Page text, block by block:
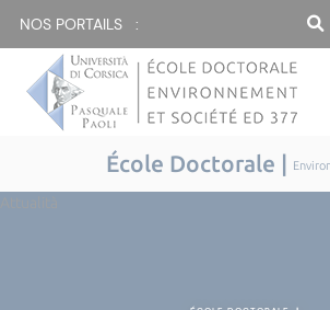
NOS PORTAILS :
École Doctorale |